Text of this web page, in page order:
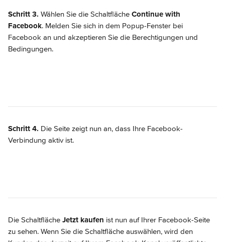
Schritt 3. Wählen Sie die Schaltfläche Continue with
Facebook. Melden Sie sich in dem Popup-Fenster bei
Facebook an und akzeptieren Sie die Berechtigungen und
Bedingungen.
Schritt 4. Die Seite zeigt nun an, dass Ihre Facebook-
Verbindung aktiv ist.
Die Schaltfläche Jetzt kaufen ist nun auf Ihrer Facebook-Seite
zu sehen. Wenn Sie die Schaltfläche auswählen, wird den